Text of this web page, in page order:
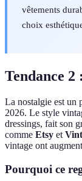
vêtements
choix
Tendance
La nostalgie est un
2026. Le style
dressings, fait son
comme Etsy et
vintage ont
Pourquoi ce